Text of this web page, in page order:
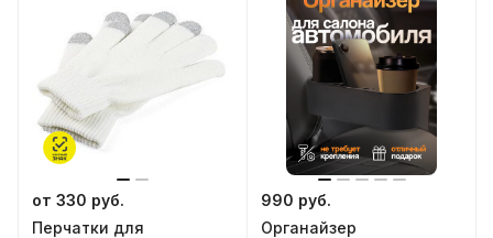
от 330 руб.
Перчатки для
990 руб.
Органайзер